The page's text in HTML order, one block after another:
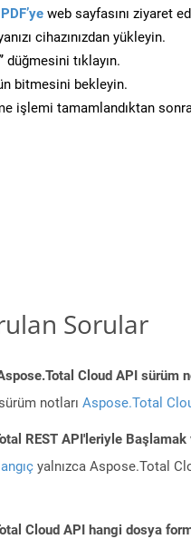
web sayfasını ziyaret
cihazınızdan yükleyin.
düğmesini tıklayın.
bitmesini bekleyin.
işlemi tamamlandıktan sonra
Sorular
Cloud API sürüm
notları Aspose.Total
REST API'leriyle
yalnızca Aspose.Total
Cloud API hangi dosya